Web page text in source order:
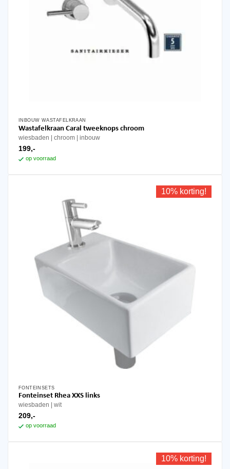
INBOUW WASTAFELKRAAN
Wastafelkraan Caral tweeknops chroom
wiesbaden chroom inbouw
199,-
op voorraad
10% korting!
FONTEINSETS
Fonteinset Rhea XXS links
wiesbaden wit
209,-
op voorraad
10% korting!